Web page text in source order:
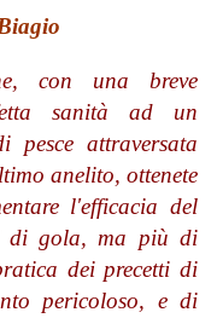
con una breve
sanità ad un
attraversata
anelito, ottenete
l'efficacia del
di gola, ma più di
dei precetti di
pericoloso, e di